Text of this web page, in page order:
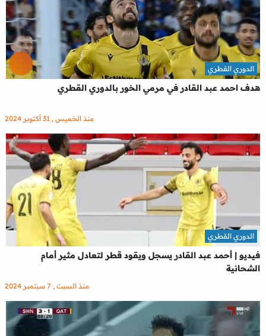
هدف احمد عبد القادر في مرمي الخور بالدوري القطري
الدوري القطري
منذ الخميس , 31 أكتوبر 2024
فيديو | أحمد عبد القادر يسجل ويقود قطر لتعادل مثير أمام
الشحانية
الدوري القطري
منذ السبت , 7 سبتمبر 2024